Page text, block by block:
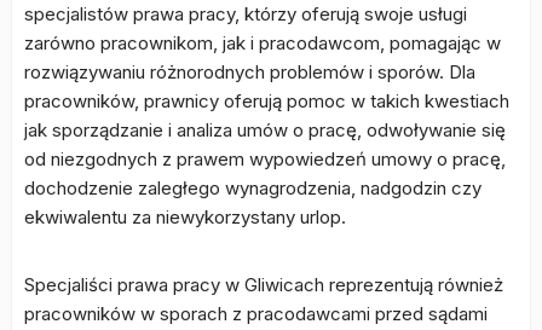
specjalistów prawa pracy, którzy oferują swoje usługi
zarówno pracownikom, jak i pracodawcom, pomagając w
rozwiązywaniu różnorodnych problemów i sporów. Dla
pracowników, prawnicy oferują pomoc w takich kwestiach
jak sporządzanie i analiza umów o pracę, odwoływanie się
od niezgodnych z prawem wypowiedzeń umowy o pracę,
dochodzenie zaległego wynagrodzenia, nadgodzin czy
ekwiwalentu za niewykorzystany urlop.
Specjaliści prawa pracy w Gliwicach reprezentują również
pracowników w sporach z pracodawcami przed sądami